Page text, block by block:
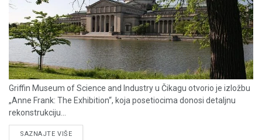
Griffin Museum of Science and Industry u Čikagu otvorio je izložbu
„Anne Frank: The Exhibition“, koja posetiocima donosi detaljnu
rekonstrukciju...
SAZNAJTE VIŠEDETAILS